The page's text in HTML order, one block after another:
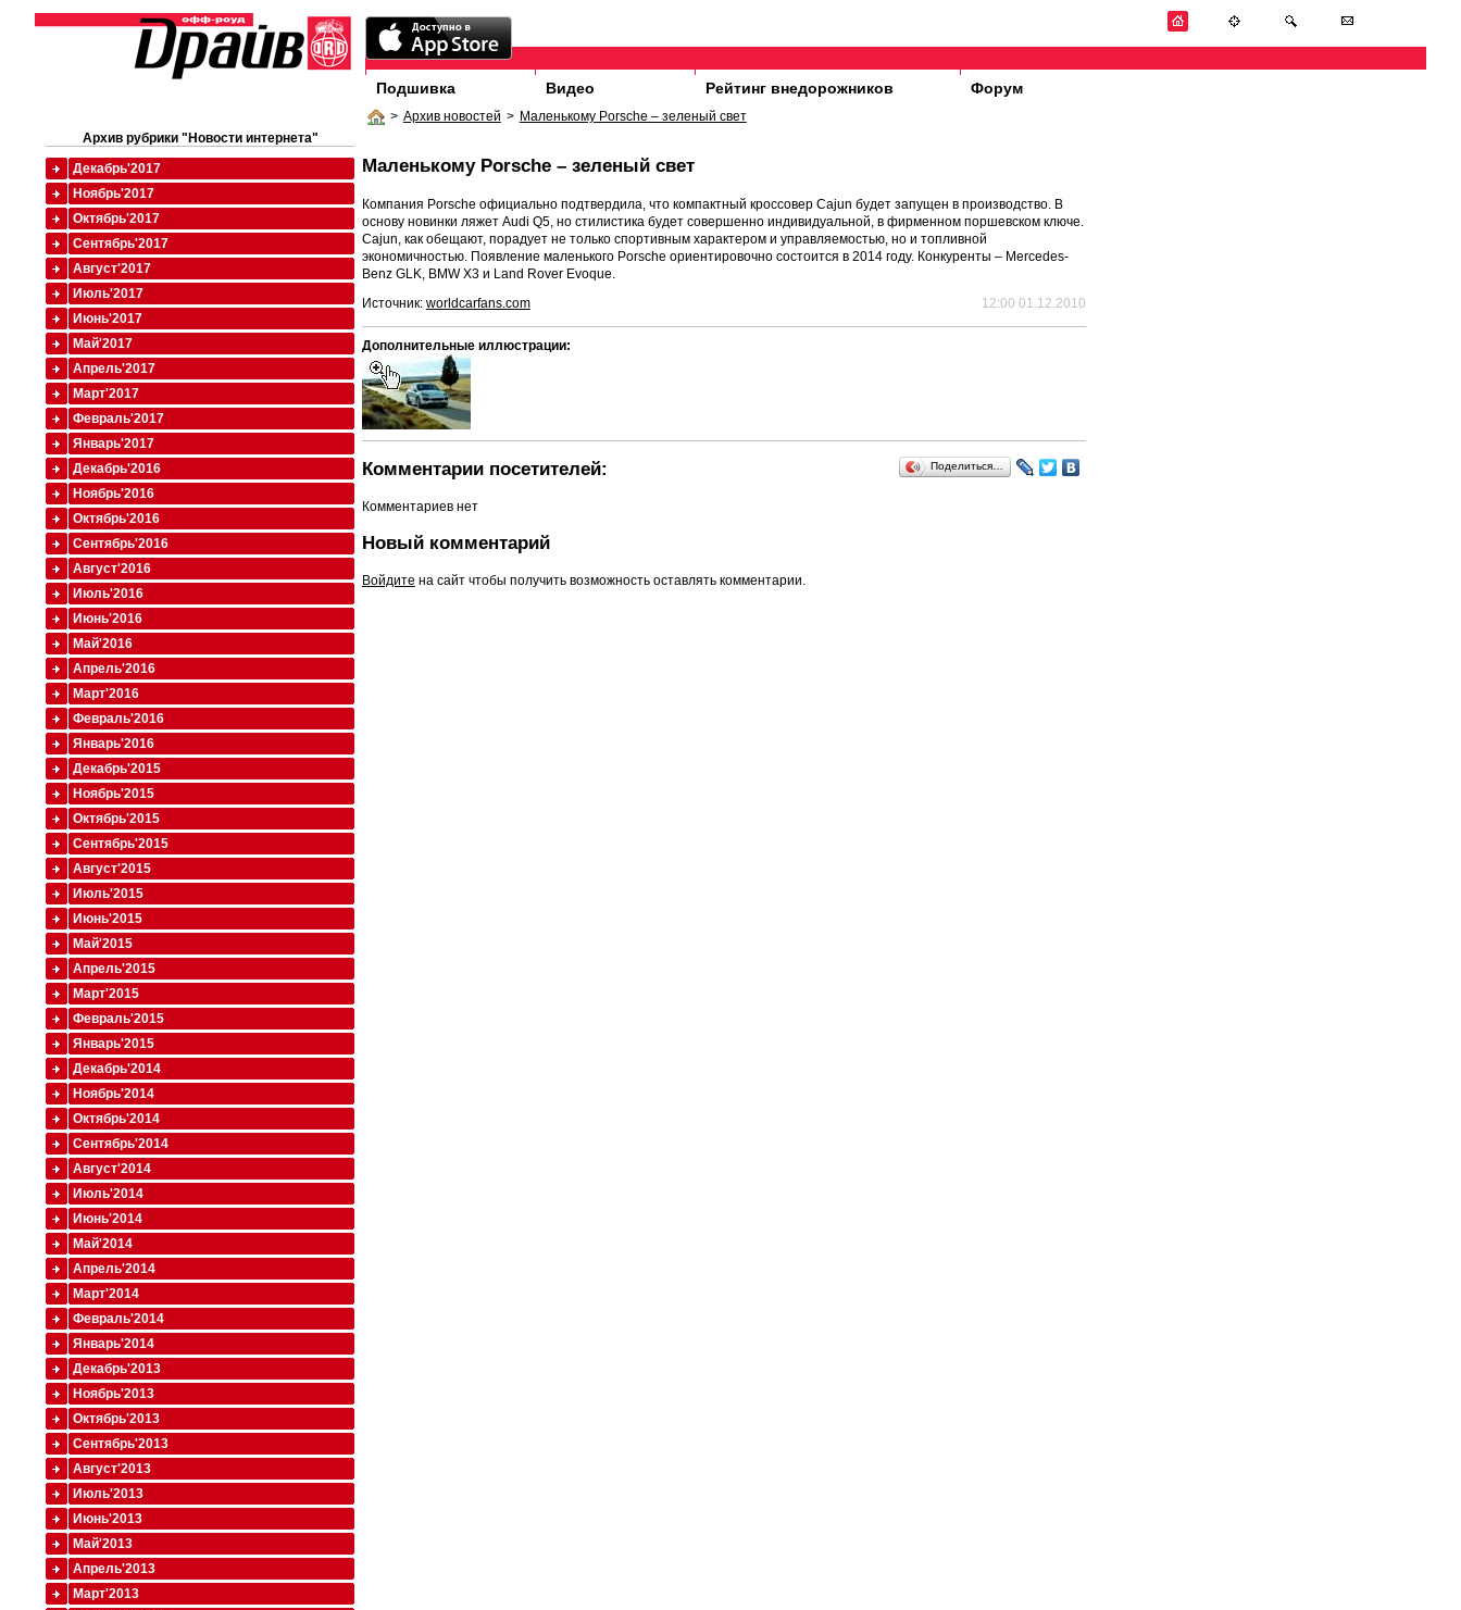
Подшивка Видео Рейтинг внедорожников Форум
> Архив новостей > Маленькому Porsche – зеленый свет
Маленькому Porsche – зеленый свет
Компания Porsche официально подтвердила, что компактный кроссовер Cajun будет запущен в производство. В
основу новинки ляжет Audi Q5, но стилистика будет совершенно индивидуальной, в фирменном поршевском ключе.
Cajun, как обещают, порадует не только спортивным характером и управляемостью, но и топливной
экономичностью. Появление маленького Porsche ориентировочно состоится в 2014 году. Конкуренты – Mercedes-
Benz GLK, BMW X3 и Land Rover Evoque.
12:00 01.12.2010
Источник: worldcarfans.com
Дополнительные иллюстрации:
Поделиться…
Комментарии посетителей:
Комментариев нет
Новый комментарий
Войдите на сайт чтобы получить возможность оставлять комментарии.
Архив рубрики "Новости интернета"
Декабрь'2017
Ноябрь'2017
Октябрь'2017
Сентябрь'2017
Август'2017
Июль'2017
Июнь'2017
Май'2017
Апрель'2017
Март'2017
Февраль'2017
Январь'2017
Декабрь'2016
Ноябрь'2016
Октябрь'2016
Сентябрь'2016
Август'2016
Июль'2016
Июнь'2016
Май'2016
Апрель'2016
Март'2016
Февраль'2016
Январь'2016
Декабрь'2015
Ноябрь'2015
Октябрь'2015
Сентябрь'2015
Август'2015
Июль'2015
Июнь'2015
Май'2015
Апрель'2015
Март'2015
Февраль'2015
Январь'2015
Декабрь'2014
Ноябрь'2014
Октябрь'2014
Сентябрь'2014
Август'2014
Июль'2014
Июнь'2014
Май'2014
Апрель'2014
Март'2014
Февраль'2014
Январь'2014
Декабрь'2013
Ноябрь'2013
Октябрь'2013
Сентябрь'2013
Август'2013
Июль'2013
Июнь'2013
Май'2013
Апрель'2013
Март'2013